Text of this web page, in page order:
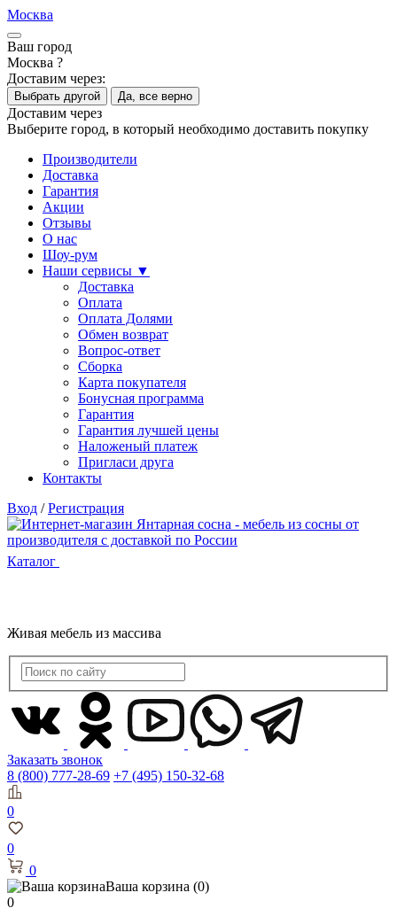
Москва
Ваш город
Москва ?
Доставим через:
Выбрать другой Да, все верно
Доставим через
Выберите город, в который необходимо доставить покупку
Производители
Доставка
Гарантия
Акции
Отзывы
О нас
Шоу-рум
Наши сервисы ▼
Доставка
Оплата
Оплата Долями
Обмен возврат
Вопрос-ответ
Сборка
Карта покупателя
Бонусная программа
Гарантия
Гарантия лучшей цены
Наложеный платеж
Пригласи друга
Контакты
Вход / Регистрация
Каталог
Живая мебель из массива
Заказать звонок
8 (800) 777-28-69 +7 (495) 150-32-68
0
0
0
Ваша корзина (0)
0